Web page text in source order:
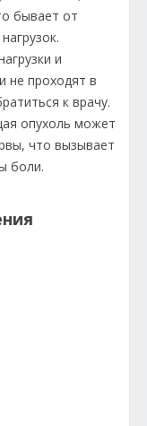
бывает от
и
не проходят в
к врачу.
опухоль может
что вызывает
боли.